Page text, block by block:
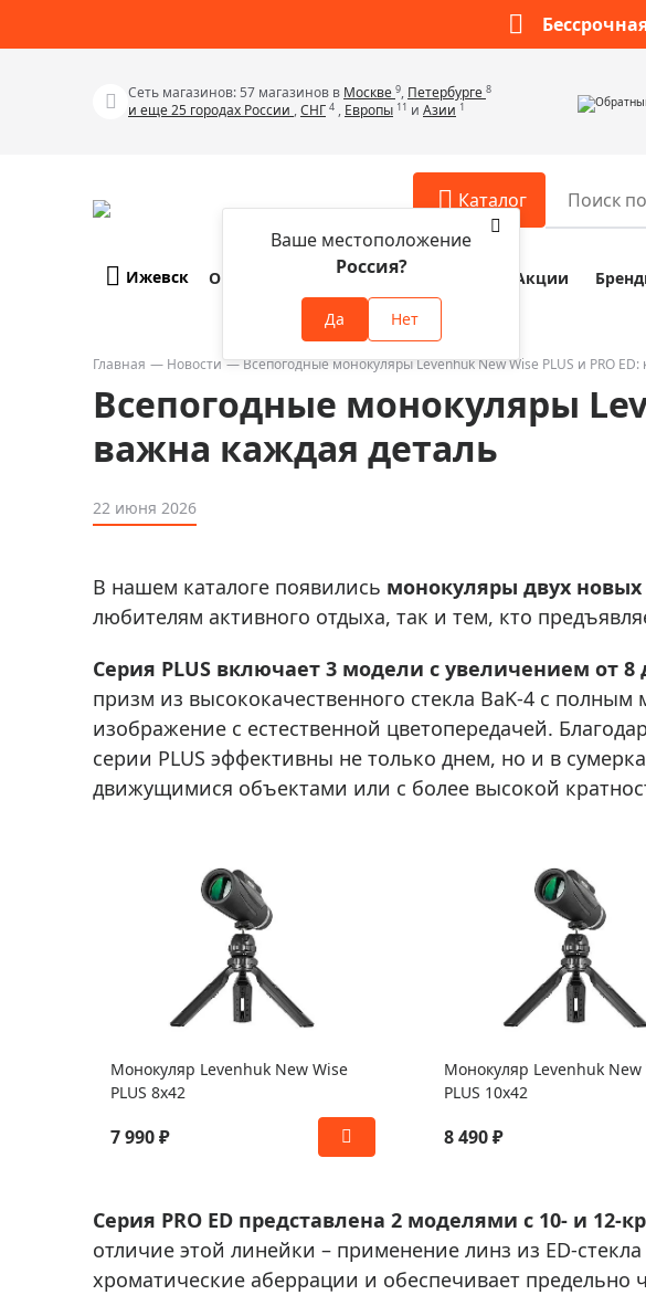
Сеть магазинов: 57 магазинов в Москве 9, Петербурге 8
и еще 25 городах России ,СНГ 4 , Европы 11 и Азии 1
Каталог
Телескопы
Бинокли
Зрительные трубы
Лупы
Приборы ночного видения
Прицелы
Discovery (Дискавери)
Оптика для детей Levenhuk LabZZ
Хиты продаж
Аксессуары для
Аксессуары для зрительных
Аксессуары для биноклей
Аксессуары для луп
Распродажа оптики по
ценам
Распродажа выставочных
Ижевск
Ваше местоположение
Россия?
Да Нет
О компании Оплата и доставка Акции
Главная Новости Всепогодные монокуляры Levenhuk New Wise PLUS и PRO
Всепогодные монокуляры
важна каждая деталь
22 июня 2026
В нашем каталоге появились монокуляры двух
любителям активного отдыха, так и тем, кто
Серия PLUS включает 3 модели с увеличением от
призм из высококачественного стекла BaK-4 с
изображение с естественной цветопередачей.
серии PLUS эффективны не только днем, но и в
движущимися объектами или с более высокой
Монокуляр Levenhuk New Wise
PLUS 8x42
7 990 ₽
Монокуляр Levenhuk New
PLUS 10x42
8 490 ₽
Серия PRO ED представлена 2 моделями с 10- и
отличие этой линейки – применение линз из ED-
хроматические аберрации и обеспечивает